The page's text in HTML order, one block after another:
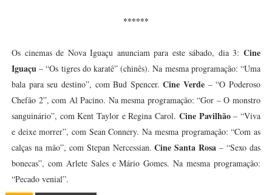
******
Os cinemas de Nova Iguaçu anunciam para este sábado, dia 3:Cine
Iguaçu– “Os tigres do karatê” (chinês). Na mesma programação: “Uma
bala para seu destino”, com Bud Spencer.Cine Verde – “O Poderoso
Chefão 2”, com Al Pacino. Na mesma programação: “Gor – O monstro
sanguinário”, com Kent Taylor e Regina Carol. Cine Pavilhão– “Viva
e deixe morrer”, com Sean Connery. Na mesma programação: “Com as
calças na mão”, com Stepan Nercessian.Cine Santa Rosa – “Sexo das
bonecas”, com Arlete Sales e Mário Gomes. Na mesma programação:
“Pecado venial”.